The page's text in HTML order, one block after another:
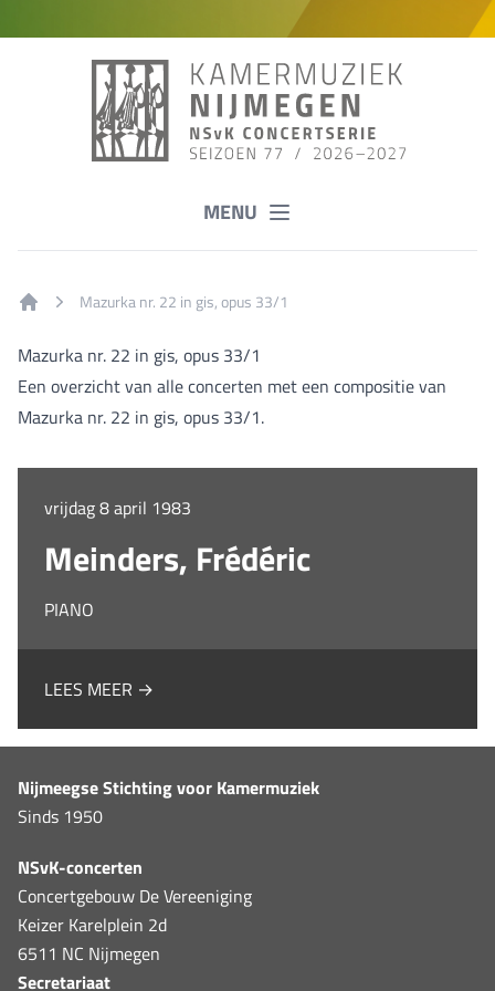
MENU
Mazurka nr. 22 in gis, opus 33/1
Mazurka nr. 22 in gis, opus 33/1
Een overzicht van alle concerten met een compositie van
Mazurka nr. 22 in gis, opus 33/1.
vrijdag 8 april 1983
Meinders, Frédéric
PIANO
LEES MEER →
Nijmeegse Stichting voor Kamermuziek
Sinds 1950
NSvK-concerten
Concertgebouw De Vereeniging
Keizer Karelplein 2d
6511 NC Nijmegen
Secretariaat